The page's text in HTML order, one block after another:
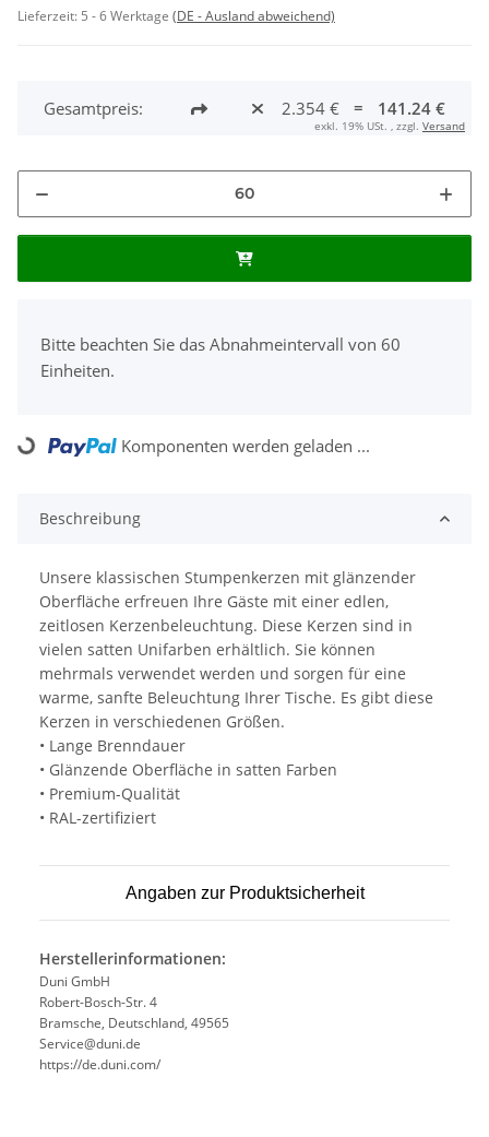
Lieferzeit: 5 - 6 Werktage (DE - Ausland abweichend)
Gesamtpreis: 2.354 € = 141.24 €
exkl. 19% USt. , zzgl. Versand
Bitte beachten Sie das Abnahmeintervall von 60
Einheiten.
Loading... Komponenten werden geladen ...
Beschreibung
Unsere klassischen Stumpenkerzen mit glänzender
Oberfläche erfreuen Ihre Gäste mit einer edlen,
zeitlosen Kerzenbeleuchtung. Diese Kerzen sind in
vielen satten Unifarben erhältlich. Sie können
mehrmals verwendet werden und sorgen für eine
warme, sanfte Beleuchtung Ihrer Tische. Es gibt diese
Kerzen in verschiedenen Größen.
• Lange Brenndauer
• Glänzende Oberfläche in satten Farben
• Premium-Qualität
• RAL-zertifiziert
Angaben zur Produktsicherheit
Herstellerinformationen:
Duni GmbH
Robert-Bosch-Str. 4
Bramsche, Deutschland, 49565
Service@duni.de
https://de.duni.com/